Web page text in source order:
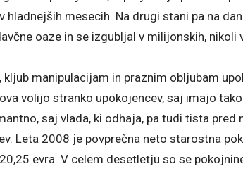
hladnejših mesecih. Na drugi stani pa na
oaze in se izgubljal v milijonskih, nikoli
kljub manipulacijam in praznim obljubam
volijo stranko upokojencev, saj imajo
saj vlada, ki odhaja, pa tudi tista
Leta 2008 je povprečna neto starostna
evra. V celem desetletju so se